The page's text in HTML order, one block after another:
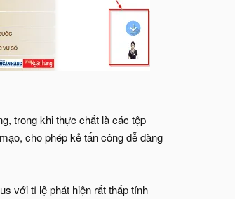
trong khi thực chất là các tệp
cho phép kẻ tấn công dễ dàng
với tỉ lệ phát hiện rất thấp tính